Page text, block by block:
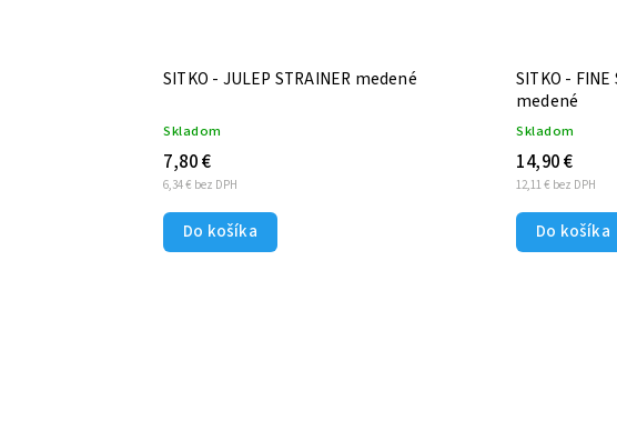
SITKO - JULEP STRAINER medené
Skladom
6,34 € bez DPH
7,80 €
Do košíka
SITKO - FINE
medené
Skladom
12,11 € bez DPH
14,90 €
Do košíka